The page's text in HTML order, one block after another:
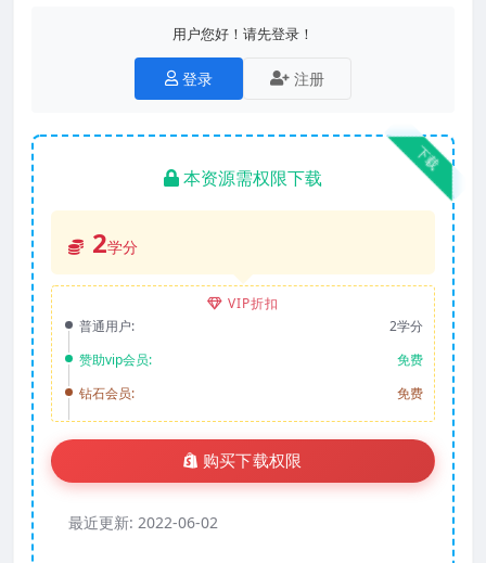
用户您好！请先登录！
登录 注册
下载
本资源需权限下载
2学分
VIP折扣
普通用户:
2学分
赞助vip会员:
免费
钻石会员:
免费
购买下载权限
最近更新: 2022-06-02